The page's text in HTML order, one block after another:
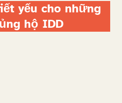
yếu cho những
hộ IDD